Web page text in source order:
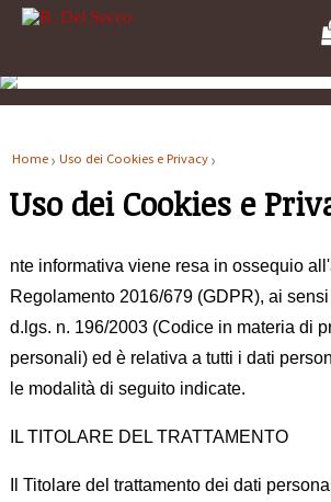
Home Uso dei Cookies e Privacy
Uso dei Cookies e
nte informativa viene resa in ossequio
Regolamento 2016/679 (GDPR), ai
d.lgs. n. 196/2003 (Codice in materia di
personali) ed è relativa a tutti i dati
le modalità di seguito indicate.
IL TITOLARE DEL TRATTAMENTO
Il Titolare del trattamento dei dati